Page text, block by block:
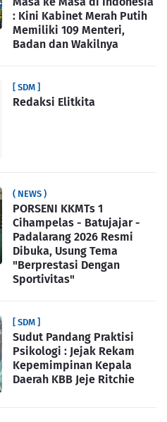
: Kini Kabinet Merah Putih
Memiliki 109 Menteri,
Badan dan Wakilnya
[ SDM ]
Redaksi Elitkita
( NEWS )
PORSENI KKMTs 1
Cihampelas - Batujajar -
Padalarang 2026 Resmi
Dibuka, Usung Tema
"Berprestasi Dengan
Sportivitas"
[ SDM ]
Sudut Pandang Praktisi
Psikologi : Jejak Rekam
Kepemimpinan Kepala
Daerah KBB Jeje Ritchie